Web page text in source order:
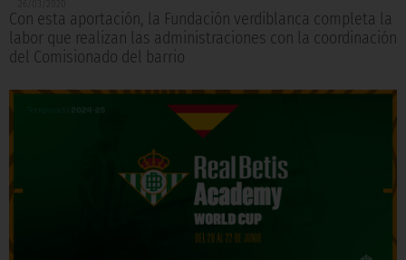
Con esta aportación, la Fundación verdiblanca completa la
labor que realizan las administraciones con la coordinación
del Comisionado del barrio